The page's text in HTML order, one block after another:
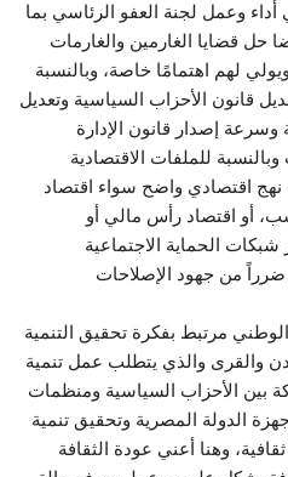
وعمل لجنة العفو الرئاسي بما
حل قضايا الغارمين والغارمات
لهم اهتمامًا خاصة، وبالنسبة
قانون الأحزاب السياسية وتعديل
إصدار قانون الإدارة
للملفات الاقتصادية
نهج اقتصادي واضح سواء اقتصاد
أو اقتصاد رأس مالي أو
شبكات الحماية الاجتماعية
ضرراً من جهود الإصلاحات
مرتبط بفكرة تحقيق التنمية
والقرى والذي يتطلب عمل تنمية
بين الأحزاب السياسية ومنظمات
الدولة المصرية وتحقيق تنمية
وهنا أعني عودة الثقافة